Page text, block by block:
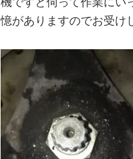
憶がありますのでお受け